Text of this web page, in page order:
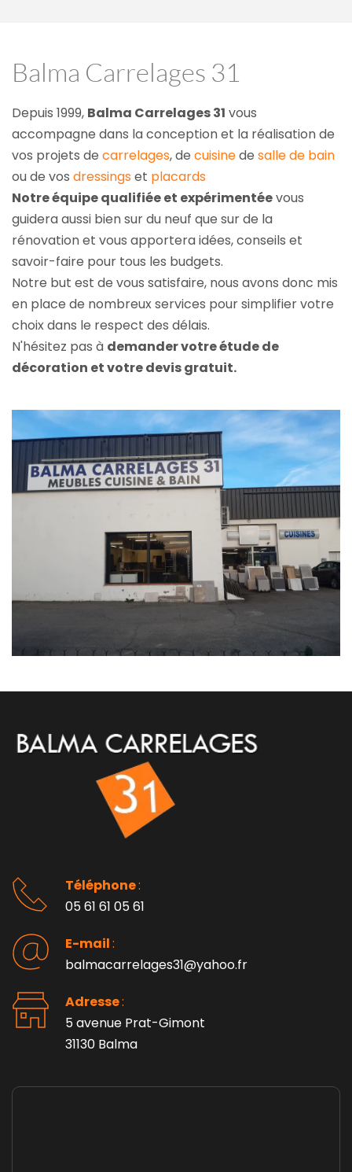
Balma Carrelages 31
Depuis 1999, Balma Carrelages 31 vous
accompagne dans la conception et la réalisation de
vos projets de carrelages, de cuisine de salle de bain
ou de vos dressings et placards
Notre équipe qualifiée et expérimentée vous
guidera aussi bien sur du neuf que sur de la
rénovation et vous apportera idées, conseils et
savoir-faire pour tous les budgets.
Notre but est de vous satisfaire, nous avons donc mis
en place de nombreux services pour simplifier votre
choix dans le respect des délais.
N'hésitez pas à demander votre étude de
décoration et votre devis gratuit.
Téléphone :
05 61 61 05 61
E-mail :
balmacarrelages31@yahoo.fr
Adresse :
5 avenue Prat-Gimont
31130 Balma